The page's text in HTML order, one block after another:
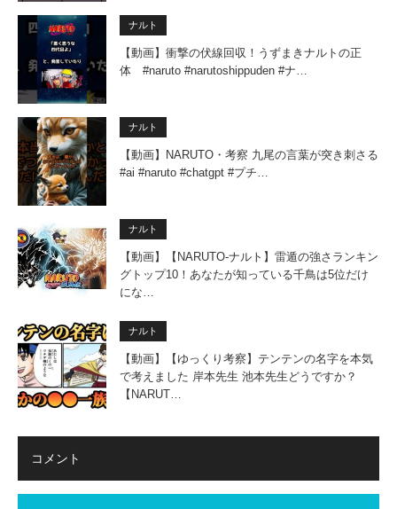
ナルト
【動画】衝撃の伏線回収！うずまきナルトの正
体 #naruto #narutoshippuden #ナ…
ナルト
【動画】NARUTO・考察 九尾の言葉が突き刺さる
#ai #naruto #chatgpt #プチ…
ナルト
【動画】【NARUTO-ナルト】雷遁の強さランキン
グトップ10！あなたが知っている千鳥は5位だけ
にな…
ナルト
【動画】【ゆっくり考察】テンテンの名字を本気
で考えました 岸本先生 池本先生どうですか？
【NARUT…
コメント